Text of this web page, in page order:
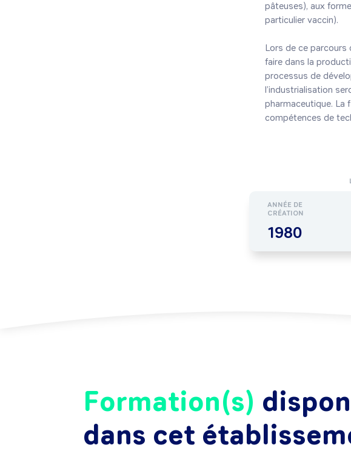
pâteuses), aux
particulier vaccin).
Lors de ce parcours
faire dans la
processus de
l’industrialisation
pharmaceutique. La
compétences de
ANNÉE DE
CRÉATION
1980
Formation(s)
dans cet